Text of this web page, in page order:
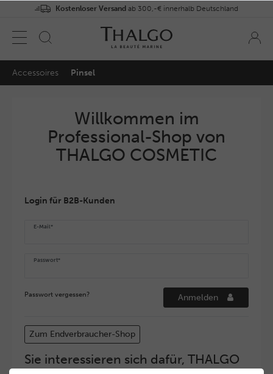
Kostenloser Versand ab 300,-€ innerhalb Deutschland
Pinsel
Accessoires
Willkommen im
Professional-Shop von
THALGO COSMETIC
Login für B2B-Kunden
E-Mail*
Passwort*
Passwort vergessen? Anmelden
Zum Endverbraucher-Shop
Sie interessieren sich dafür, THALGO